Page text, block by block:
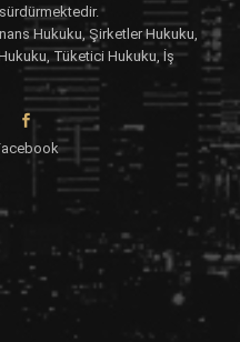
Hukuku, Şirketler Hukuku,
Tüketici Hukuku, İş